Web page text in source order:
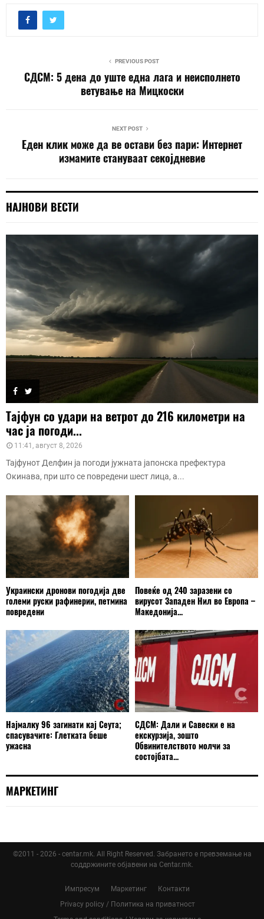
PREVIOUS POST
СДСМ: 5 дена до уште една лага и неисполнето
ветување на Мицкоски
NEXT POST
Еден клик може да ве остави без пари: Интернет
измамите стануваат секојдневие
НАЈНОВИ ВЕСТИ
Тајфун со удари на ветрот до 216 километри на
час ја погоди...
11:41, август 8, 2026
Тајфунот Делфин ја погоди јужната јапонска префектура
Окинава, при што се повредени шест лица, а...
Украински дронови погодија две
големи руски рафинерии, петмина
повредени
Повеќе од 240 заразени со
вирусот Западен Нил во Европа –
Македонија...
Најмалку 96 загинати кај Сеута;
спасувачите: Глетката беше
ужасна
СДСМ: Дали и Савески е на
екскурзија, зошто
Обвинителството молчи за
состојбата...
МАРКЕТИНГ
©2011 - 2026 - centar.mk. All Right Reserved. Забрането е превземање на
соддржините објавени на Centar.mk.
Импресум Маркетинг
Контакти
Privacy policy / Политика на приватност